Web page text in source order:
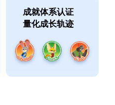
成就体系认证
量化成长轨迹